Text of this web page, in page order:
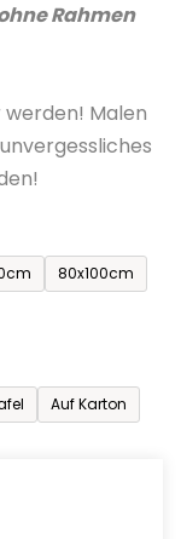
Rahmen
Malen
80x100cm
Auf Karton